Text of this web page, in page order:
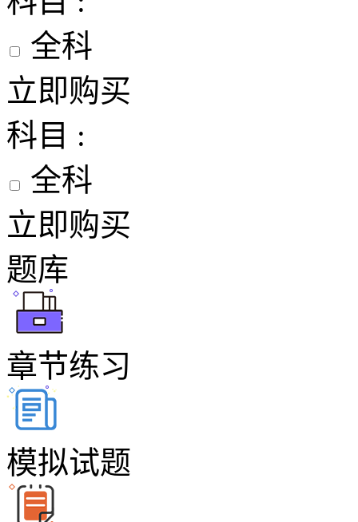
全科
立即购买
科目 :
全科
立即购买
题库
章节练习
模拟试题